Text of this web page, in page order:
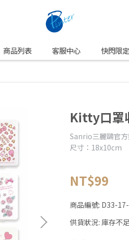
商品列表 客服中心 快閃限
Kitty口罩
Sanrio三麗鷗官
尺寸：18x10cm
NT$99
商品編號: D33-
供貨狀況: 庫存不足